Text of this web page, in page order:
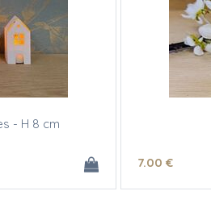
- H 8 cm
7.00 €